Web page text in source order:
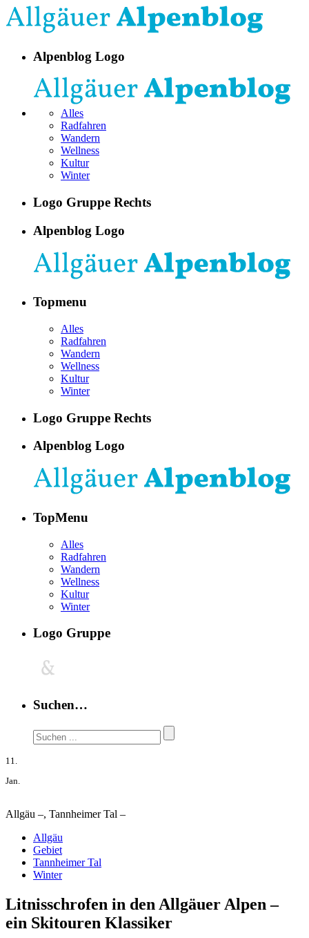
Alpenblog Logo
Alles
Radfahren
Wandern
Wellness
Kultur
Winter
Logo Gruppe Rechts
Alpenblog Logo
Topmenu
Alles
Radfahren
Wandern
Wellness
Kultur
Winter
Logo Gruppe Rechts
Alpenblog Logo
TopMenu
Alles
Radfahren
Wandern
Wellness
Kultur
Winter
Logo Gruppe
Suchen…
11.
Jan.
Allgäu –, Tannheimer Tal –
Allgäu
Gebiet
Tannheimer Tal
Winter
Litnisschrofen in den Allgäuer Alpen –
ein Skitouren Klassiker